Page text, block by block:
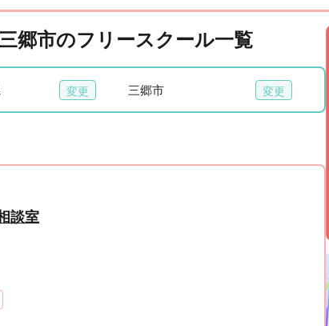
郷市のフリースクール一覧
三郷市
談室